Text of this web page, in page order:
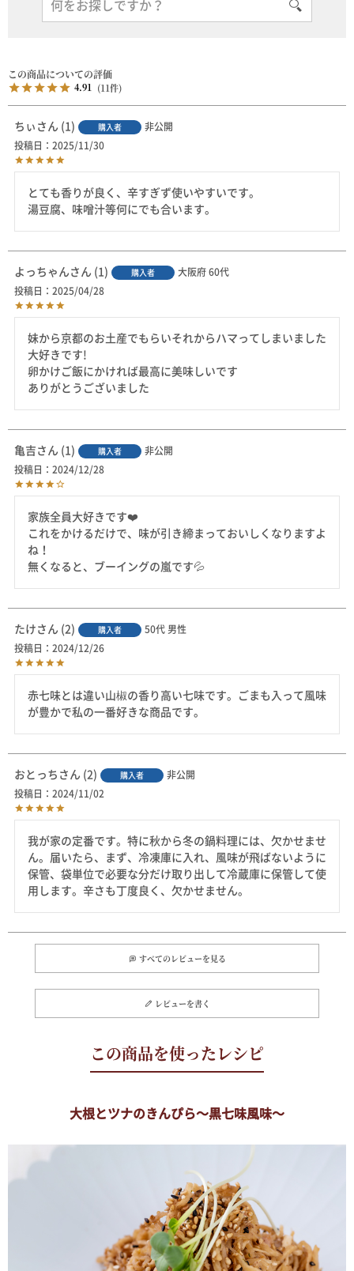
4.91 11
ちぃ 1 購入者
非公開
投稿日
2025/11/30
とても香りが良く、辛すぎず使いやすいです。
湯豆腐、味噌汁等何にでも合います。
よっちゃん 1 購入者 大阪府 60代
投稿日
2025/04/28
妹から京都のお土産でもらいそれからハマってしまいました
大好きです!
卵かけご飯にかければ最高に美味しいです
亀吉 1 購入者
非公開
投稿日
2024/12/28
家族全員大好きです❤️
これをかけるだけで、味が引き締まっておいしくなりますよ
ね！
無くなると、ブーイングの嵐です💦
たけ 2 購入者 50代 男性
投稿日
2024/12/26
赤七味とは違い山椒の香り高い七味です。ごまも入って風味
が豊かで私の一番好きな商品です。
おとっち 2 購入者
非公開
投稿日
2024/11/02
我が家の定番です。特に秋から冬の鍋料理には、欠かせませ
ん。届いたら、まず、冷凍庫に入れ、風味が飛ばないように
保管、袋単位で必要な分だけ取り出して冷蔵庫に保管して使
用します。辛さも丁度良く、欠かせません。
すべてのレビューを見る
レビューを書く
大根とツナのきんぴら～黒七味風味～